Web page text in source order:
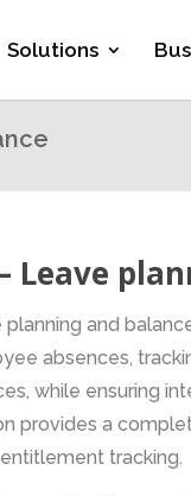
Solutions
Leave
planning and
absences,
while ensuring
provides a
tracking.